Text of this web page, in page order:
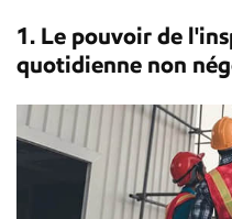
1. Le pouvoir de
quotidienne non